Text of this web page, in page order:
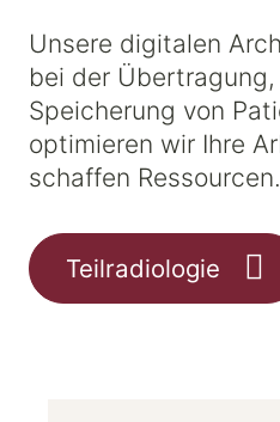
Unsere digitalen
bei der
Speicherung von
optimieren wir Ihre
schaffen Ressourcen.
Teilradiologie